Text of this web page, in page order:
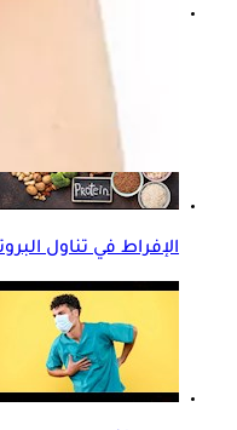
كيف أعرف أن ألم
الإفراط في تناول